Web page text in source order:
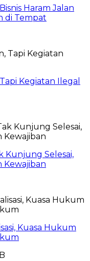
Haram Jalan
di Tempat
Kegiatan Ilegal
Kunjung Selesai,
Kewajiban
Kuasa Hukum